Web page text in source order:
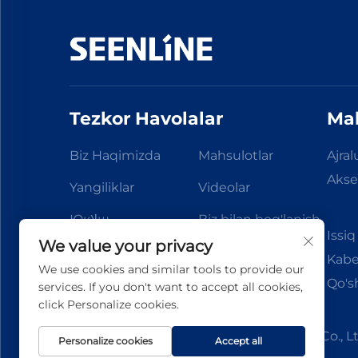
Tezkor Havolalar
Biz Haqimizda Mahsulotlar
Yangiliklar Videolar
Юкلاш Biz bilan bog'lanish
Copyright © 2026 China Xinlan Electric Co.,
We value your privacy
We use cookies and similar tools to provide our
services. If you don't want to accept all cookies,
click Personalize cookies.
Personalize cookies Accept all